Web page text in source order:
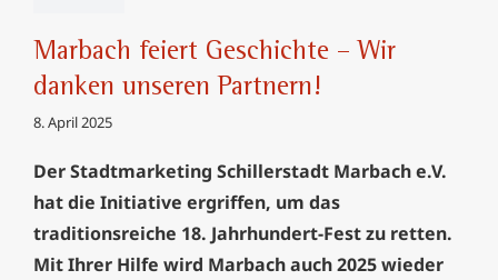
Marbach feiert Geschichte – Wir
danken unseren Partnern!
8. April 2025
Der Stadtmarketing Schillerstadt Marbach e.V.
hat die Initiative ergriffen, um das
traditionsreiche 18. Jahrhundert-Fest zu retten.
Mit Ihrer Hilfe wird Marbach auch 2025 wieder